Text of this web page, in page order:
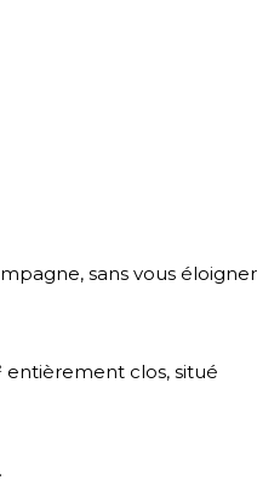
sans vous éloigner
entièrement clos, situé